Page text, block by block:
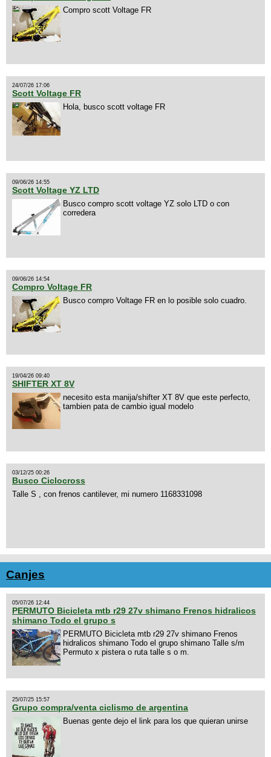
Compro scott Voltage FR
24/07/26 17:06
Scott Voltage FR
Hola, busco scott voltage FR
09/06/26 14:55
Scott Voltage YZ LTD
Busco compro scott voltage YZ solo LTD o con
corredera
09/06/26 14:54
Compro Voltage FR
Busco compro Voltage FR en lo posible solo cuadro.
19/04/26 09:40
SHIFTER XT 8V
necesito esta manija/shifter XT 8V que este perfecto,
tambien pata de cambio igual modelo
03/12/25 00:26
Busco Ciclocross
Talle S , con frenos cantilever, mi numero 1168331098
Canjes
05/07/26 12:44
PERMUTO Bicicleta mtb r29 27v shimano Frenos hidralicos
shimano Todo el grupo s
PERMUTO Bicicleta mtb r29 27v shimano Frenos
hidralicos shimano Todo el grupo shimano Talle s/m
Permuto x pistera o ruta talle s o m.
25/07/25 15:57
Grupo compra/venta ciclismo de argentina
Buenas gente dejo el link para los que quieran unirse